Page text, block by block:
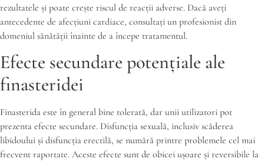
rezultatele și poate crește riscul de reacții adverse. Dacă aveți
antecedente de afecțiuni cardiace, consultați un profesionist din
domeniul sănătății înainte de a începe tratamentul.
Efecte secundare potențiale ale
finasteridei
Finasterida este în general bine tolerată, dar unii utilizatori pot
prezenta efecte secundare. Disfuncția sexuală, inclusiv scăderea
libidoului și disfuncția erectilă, se numără printre problemele cel mai
frecvent raportate. Aceste efecte sunt de obicei ușoare și reversibile la